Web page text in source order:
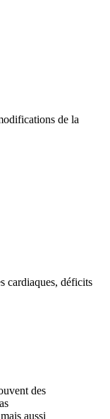
de la
cardiaques, déficits
des
aussi